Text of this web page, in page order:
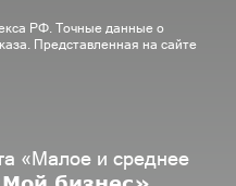
РФ. Точные данные о
Представленная на сайте
«Малое и среднее